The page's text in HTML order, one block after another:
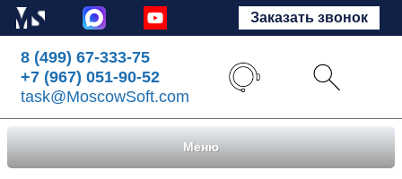
Заказать звонок
8 (499) 67-333-75
+7 (967) 051-90-52
task@MoscowSoft.com
Меню